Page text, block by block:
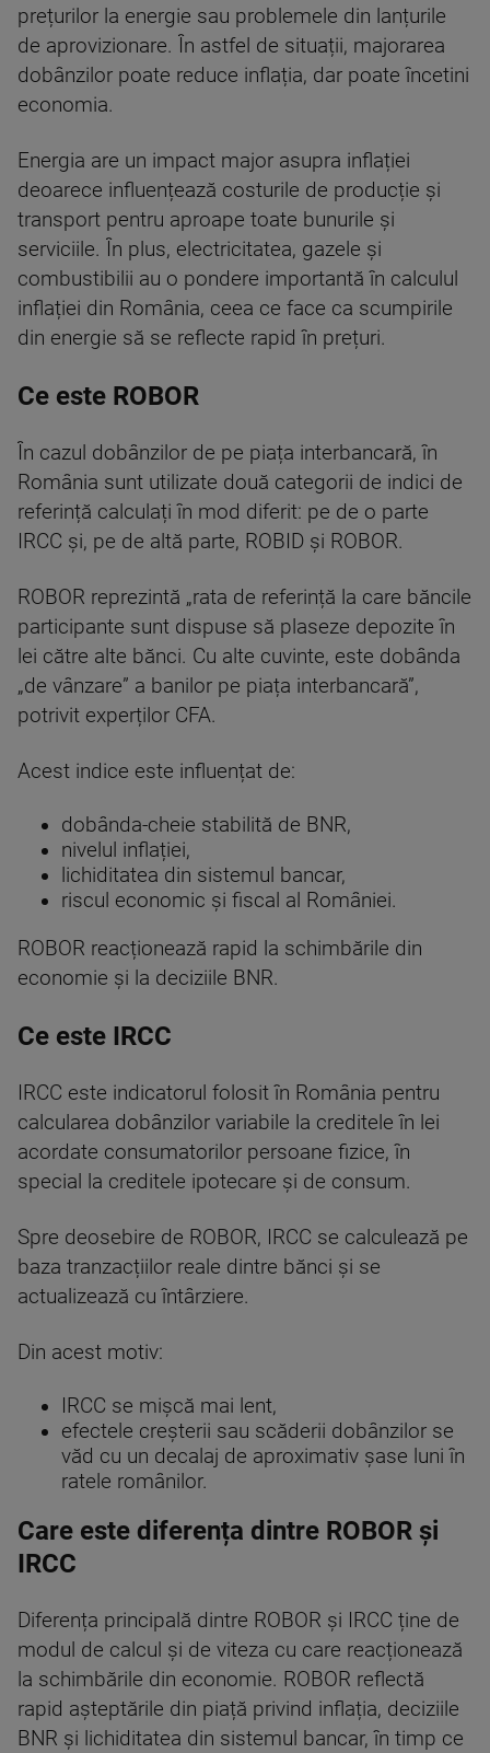
prețurilor la energie sau problemele din lanțurile
de aprovizionare. În astfel de situații, majorarea
dobânzilor poate reduce inflația, dar poate încetini
economia.
Energia are un impact major asupra inflației
deoarece influențează costurile de producție și
transport pentru aproape toate bunurile și
serviciile. În plus, electricitatea, gazele și
combustibilii au o pondere importantă în calculul
inflației din România, ceea ce face ca scumpirile
din energie să se reflecte rapid în prețuri.
Ce este ROBOR
În cazul dobânzilor de pe piața interbancară, în
România sunt utilizate două categorii de indici de
referință calculați în mod diferit: pe de o parte
IRCC și, pe de altă parte, ROBID și ROBOR.
ROBOR reprezintă „rata de referință la care băncile
participante sunt dispuse să plaseze depozite în
lei către alte bănci. Cu alte cuvinte, este dobânda
„de vânzare” a banilor pe piața interbancară”,
potrivit experților CFA.
Acest indice este influențat de:
dobânda-cheie stabilită de BNR,
nivelul inflației,
lichiditatea din sistemul bancar,
riscul economic și fiscal al României.
ROBOR reacționează rapid la schimbările din
economie și la deciziile BNR.
Ce este IRCC
IRCC este indicatorul folosit în România pentru
calcularea dobânzilor variabile la creditele în lei
acordate consumatorilor persoane fizice, în
special la creditele ipotecare și de consum.
Spre deosebire de ROBOR, IRCC se calculează pe
baza tranzacțiilor reale dintre bănci și se
actualizează cu întârziere.
Din acest motiv:
IRCC se mișcă mai lent,
efectele creșterii sau scăderii dobânzilor se
văd cu un decalaj de aproximativ șase luni în
ratele românilor.
Care este diferența dintre ROBOR și
IRCC
Diferența principală dintre ROBOR și IRCC ține de
modul de calcul și de viteza cu care reacționează
la schimbările din economie. ROBOR reflectă
rapid așteptările din piață privind inflația, deciziile
BNR și lichiditatea din sistemul bancar, în timp ce